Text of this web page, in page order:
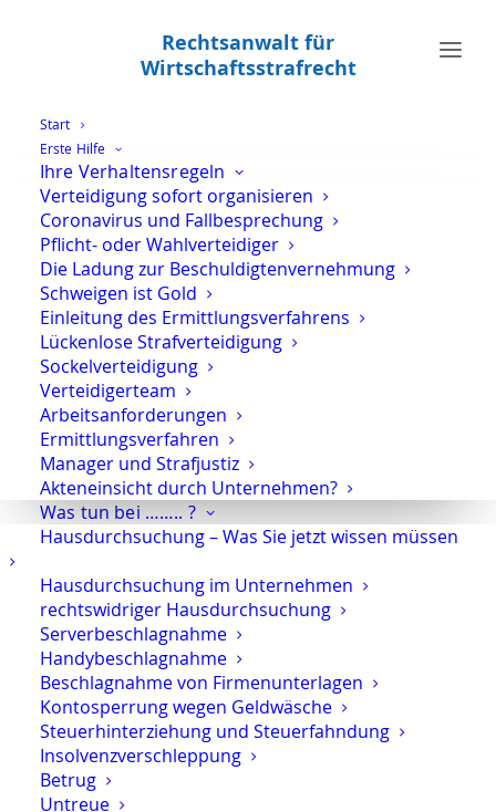
Rechtsanwalt für
Wirtschaftsstrafrecht
Start
Erste Hilfe
Ihre Verhaltensregeln
Verteidigung sofort organisieren
Coronavirus und Fallbesprechung
Pflicht- oder Wahlverteidiger
Die Ladung zur Beschuldigtenvernehmung
Schweigen ist Gold
Einleitung des Ermittlungsverfahrens
Lückenlose Strafverteidigung
Sockelverteidigung
Verteidigerteam
Arbeitsanforderungen
Ermittlungsverfahren
Manager und Strafjustiz
Akteneinsicht durch Unternehmen?
Was tun bei …….. ?
Hausdurchsuchung – Was Sie jetzt wissen müssen
Hausdurchsuchung im Unternehmen
rechtswidriger Hausdurchsuchung
Serverbeschlagnahme
Handybeschlagnahme
Beschlagnahme von Firmenunterlagen
Kontosperrung wegen Geldwäsche
Steuerhinterziehung und Steuerfahndung
Insolvenzverschleppung
Betrug
Untreue
Einleitung des
Ermittlungsverfahrens
Home
Archive by Category "Einleitung des Ermittlungsverfahrens"
Durchsuchung wegen
Steuerhinterziehung
Einleitung des
Ermittlungsverfahrens
Strafverteidiger-Notruf (z. B. bei